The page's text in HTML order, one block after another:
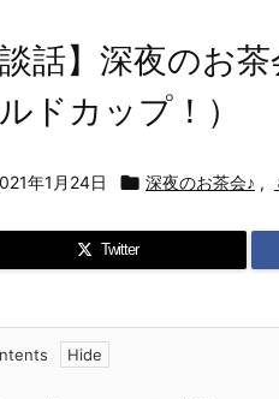
談話】深夜のお
ドカップ！）
年1月24日  深夜のお茶会♪ ,
Twitter